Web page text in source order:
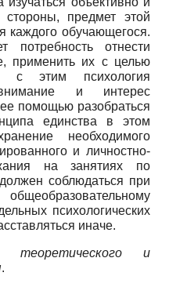
стороны, предмет этой
каждого обучающегося.
потребность отнести
применить их с целью
с этим психология
и интерес
помощью разобраться
единства в этом
необходимого
и личностно-
на занятиях по
соблюдаться при
психологических
иначе.
теоретического и
.